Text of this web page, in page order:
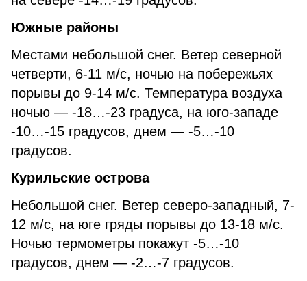
Южные районы
Местами небольшой снег. Ветер северной
четверти, 6-11 м/с, ночью на побережьях
порывы до 9-14 м/с. Температура воздуха
ночью — -18…-23 градуса, на юго-западе
-10…-15 градусов, днем — -5…-10
градусов.
Курильские острова
Небольшой снег. Ветер северо-западный, 7-
12 м/с, на юге гряды порывы до 13-18 м/с.
Ночью термометры покажут -5…-10
градусов, днем — -2…-7 градусов.